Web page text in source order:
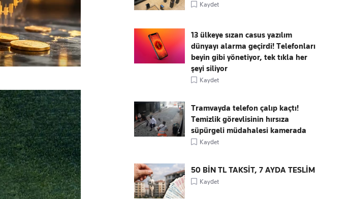
Kaydet
13 ülkeye sızan casus yazılım
dünyayı alarma geçirdi! Telefonları
beyin gibi yönetiyor, tek tıkla her
şeyi siliyor
Kaydet
Tramvayda telefon çalıp kaçtı!
Temizlik görevlisinin hırsıza
süpürgeli müdahalesi kamerada
Kaydet
50 BİN TL TAKSİT, 7 AYDA TESLİM
Kaydet